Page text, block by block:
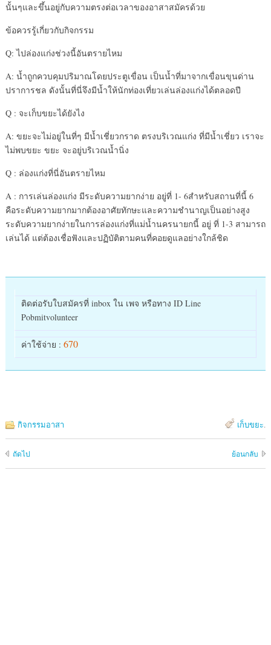
นั้นๆและขึ้นอยู่กับความตรงต่อเวลาของอาสาสมัครด้วย
ข้อควรรู้เกี่ยวกับกิจกรรม
Q: ไปล่องแก่งช่วงนี้อันตรายไหม
A: น้ำถูกควบคุมปริมาณโดยประตูเขื่อน เป็นน้ำที่มาจากเขื่อนขุนด่าน
ปราการชล ดังนั้นที่นี่จึงมีน้ำให้นักท่องเที่ยวเล่นล่องแก่งได้ตลอดปี
Q : จะเก็บขยะได้ยังไง
A: ขยะจะไม่อยู่ในที่ๆ มีน้ำเชี่ยวกราด ตรงบริเวณแก่ง ที่มีน้ำเชี่ยว เราจะ
ไม่พบขยะ ขยะ จะอยู่บริเวณน้ำนิ่ง
Q : ล่องแก่งที่นี่อันตรายไหม
A : การเล่นล่องแก่ง มีระดับความยากง่าย อยู่ที่ 1- 6สำหรับสถานที่นี้ 6
คือระดับความยากมากต้องอาศัยทักษะและความชำนาญเป็นอย่างสูง
ระดับความยากง่ายในการล่องแก่งที่แม่น้ำนครนายกนี้ อยู่ ที่ 1-3 สามารถ
เล่นได้ แต่ต้องเชื่อฟังและปฏิบัติตามคนที่คอยดูแลอย่างใกล้ชิด
ติดต่อรับใบสมัครที่ inbox ใน เพจ หรือทาง ID Line
Pobmitvolunteer
ค่าใช้จ่าย : 670
กิจกรรมอาสา เก็บขยะ.
ถัดไป ย้อนกลับ